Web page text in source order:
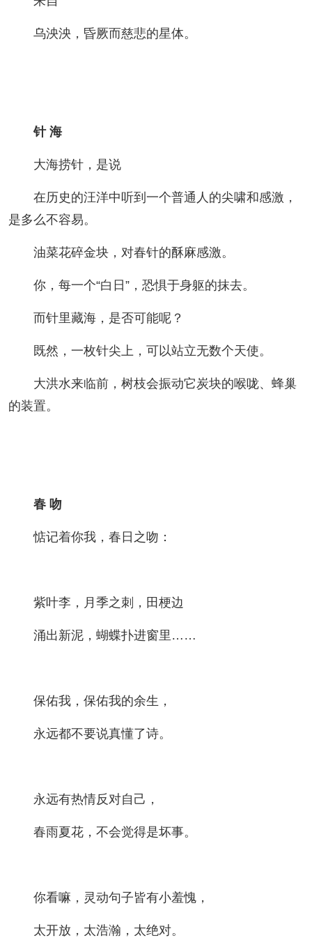
乌泱泱，昏厥而慈悲的星体。
针 海
大海捞针，是说
在历史的汪洋中听到一个普通人的尖啸和感激，
是多么不容易。
油菜花碎金块，对春针的酥麻感激。
你，每一个“白日”，恐惧于身躯的抹去。
而针里藏海，是否可能呢？
既然，一枚针尖上，可以站立无数个天使。
大洪水来临前，树枝会振动它炭块的喉咙、蜂巢
的装置。
春 吻
惦记着你我，春日之吻：
紫叶李，月季之刺，田梗边
涌出新泥，蝴蝶扑进窗里……
保佑我，保佑我的余生，
永远都不要说真懂了诗。
永远有热情反对自己，
春雨夏花，不会觉得是坏事。
你看嘛，灵动句子皆有小羞愧，
太开放，太浩瀚，太绝对。